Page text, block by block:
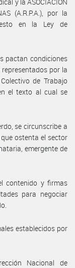
(A.R.P.A.), por la
en la Ley de
pactan condiciones
por la
de Trabajo
el texto al cual se
se circunscribe a
ostenta el sector
emergente de
contenido y firmas
para negociar
establecidos por
Nacional de